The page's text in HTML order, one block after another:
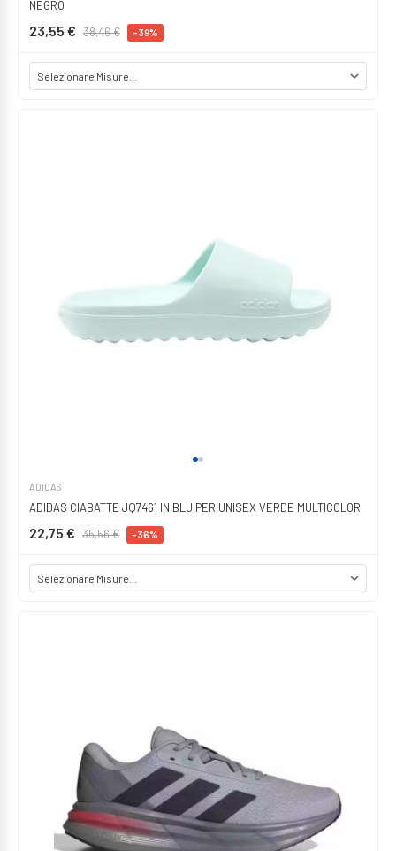
NEGRO
23,55 € 38,46 € -39%
ADIDAS
ADIDAS CIABATTE JQ7461 IN BLU PER UNISEX VERDE MULTICOLOR
22,75 € 35,56 € -36%